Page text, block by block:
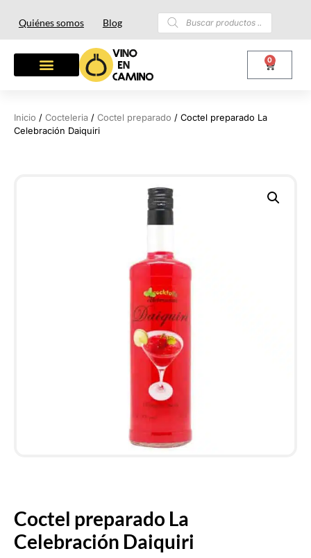
Quiénes somos Blog
0
Inicio / Cocteleria / Coctel preparado / Coctel preparado La
Celebración Daiquiri
Coctel preparado La
Celebración Daiquiri